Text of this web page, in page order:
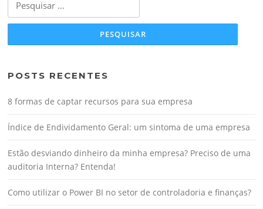
por:
POSTS RECENTES
8 formas de captar recursos para sua empresa
Índice de Endividamento Geral: um sintoma de uma empresa
Estão desviando dinheiro da minha empresa? Preciso de uma
auditoria Interna? Entenda!
Como utilizar o Power BI no setor de controladoria e finanças?